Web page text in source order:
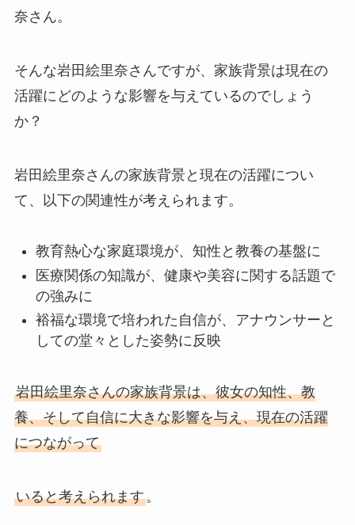
奈さん。
そんな岩田絵里奈さんですが、家族背景は現在の
活躍にどのような影響を与えているのでしょう
か？
岩田絵里奈さんの家族背景と現在の活躍につい
て、以下の関連性が考えられます。
教育熱心な家庭環境が、知性と教養の基盤に
医療関係の知識が、健康や美容に関する話題で
の強みに
裕福な環境で培われた自信が、アナウンサーと
しての堂々とした姿勢に反映
岩田絵里奈さんの家族背景は、彼女の知性、教
養、そして自信に大きな影響を与え、現在の活躍
につながって
いると考えられます。